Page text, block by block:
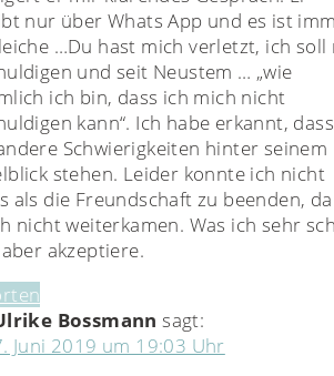
nur über Whats App und es ist
…Du hast mich verletzt, ich soll
und seit Neustem … „wie
ich bin, dass ich mich nicht
kann“. Ich habe erkannt,
Schwierigkeiten hinter seinem
stehen. Leider konnte ich nicht
als die Freundschaft zu beenden,
nicht weiterkamen. Was ich sehr
akzeptiere.
Bossmann sagt:
Juni 2019 um 19:03 Uhr